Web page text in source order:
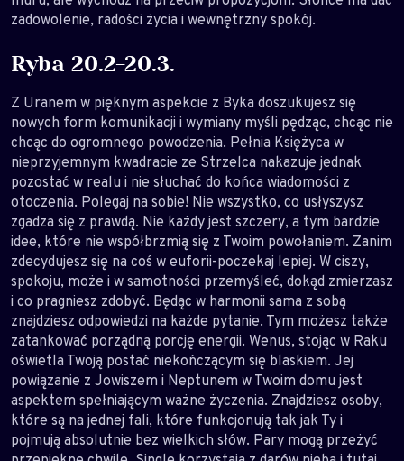
zadowolenie, radości życia i wewnętrzny spokój.
Ryba 20.2-20.3.
Z Uranem w pięknym aspekcie z Byka doszukujesz się
nowych form komunikacji i wymiany myśli pędząc, chcąc nie
chcąc do ogromnego powodzenia. Pełnia Księżyca w
nieprzyjemnym kwadracie ze Strzelca nakazuje jednak
pozostać w realu i nie słuchać do końca wiadomości z
otoczenia. Polegaj na sobie! Nie wszystko, co usłyszysz
zgadza się z prawdą. Nie każdy jest szczery, a tym bardzie
idee, które nie współbrzmią się z Twoim powołaniem. Zanim
zdecydujesz się na coś w euforii-poczekaj lepiej. W ciszy,
spokoju, może i w samotności przemyśleć, dokąd zmierzasz
i co pragniesz zdobyć. Będąc w harmonii sama z sobą
znajdziesz odpowiedzi na każde pytanie. Tym możesz także
zatankować porządną porcję energii. Wenus, stojąc w Raku
oświetla Twoją postać niekończącym się blaskiem. Jej
powiązanie z Jowiszem i Neptunem w Twoim domu jest
aspektem spełniającym ważne życzenia. Znajdziesz osoby,
które są na jednej fali, które funkcjonują tak jak Ty i
pojmują absolutnie bez wielkich słów. Pary mogą przeżyć